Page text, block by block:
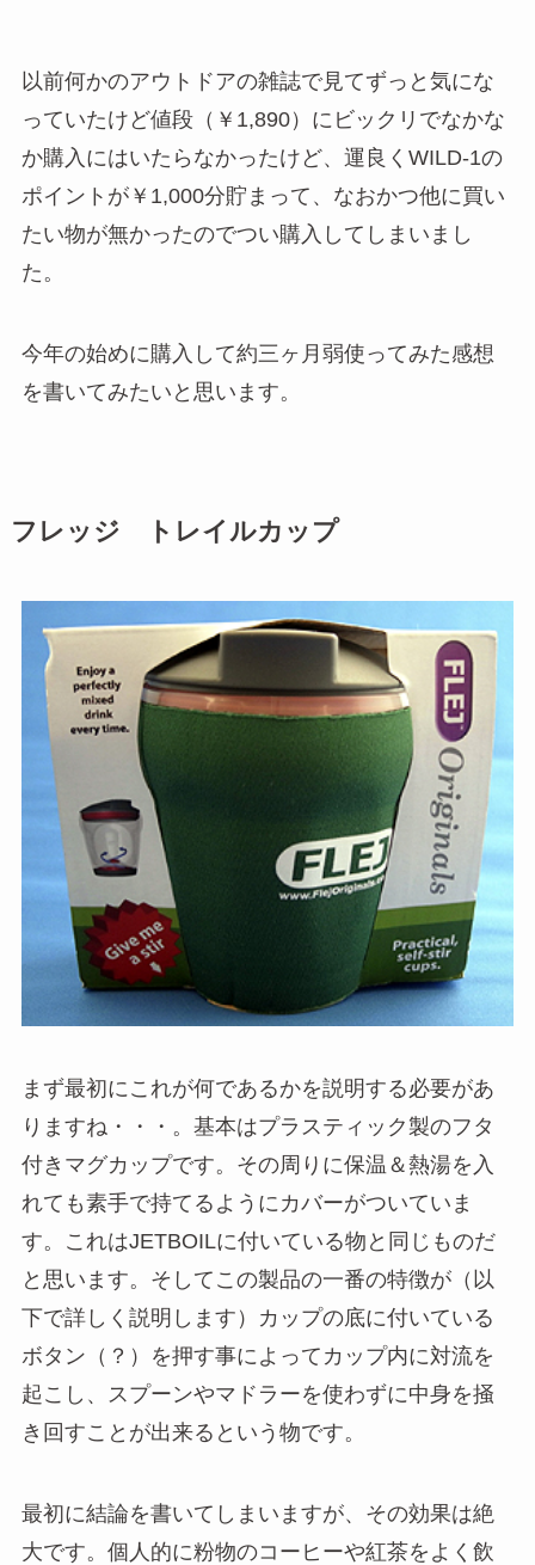
以前何かのアウトドアの雑誌で見てずっと気にな
っていたけど値段（￥1,890）にビックリでなかな
か購入にはいたらなかったけど、運良くWILD-1の
ポイントが￥1,000分貯まって、なおかつ他に買い
たい物が無かったのでつい購入してしまいまし
た。
今年の始めに購入して約三ヶ月弱使ってみた感想
を書いてみたいと思います。
フレッジ トレイルカップ
まず最初にこれが何であるかを説明する必要があ
りますね・・・。基本はプラスティック製のフタ
付きマグカップです。その周りに保温＆熱湯を入
れても素手で持てるようにカバーがついていま
す。これはJETBOILに付いている物と同じものだ
と思います。そしてこの製品の一番の特徴が（以
下で詳しく説明します）カップの底に付いている
ボタン（？）を押す事によってカップ内に対流を
起こし、スプーンやマドラーを使わずに中身を掻
き回すことが出来るという物です。
最初に結論を書いてしまいますが、その効果は絶
大です。個人的に粉物のコーヒーや紅茶をよく飲